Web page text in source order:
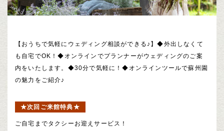
【おうちで気軽にウェディング相談ができる♪】◆外出しなくて
も自宅でOK！◆オンラインでプランナーがウェディングのご案
内をいたします。◆30分で気軽に！◆オンラインツールで蘇州園
の魅力をご紹介♪
★次回ご来館特典★
ご自宅までタクシーお迎えサービス！